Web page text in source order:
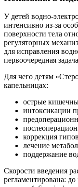
У детей водно-
интенсивно из-за
поверхности тела
регуляторных
для исправления
первоочередная
Для чего детям
капельницах:
острые
интоксикации
коррекция
лечение
поддержание
Скорости введения
регламентирована: